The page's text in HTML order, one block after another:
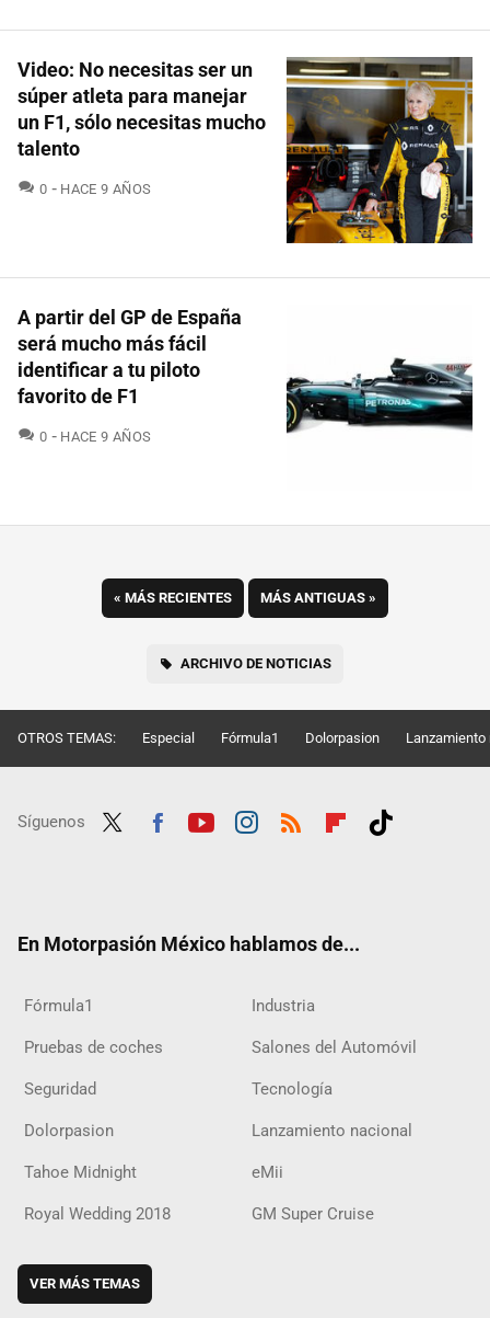
Video: No necesitas ser un
súper atleta para manejar
un F1, sólo necesitas mucho
talento
0 COMENTARIOS
HACE 9 AÑOS
A partir del GP de España
será mucho más fácil
identificar a tu piloto
favorito de F1
0 COMENTARIOS
HACE 9 AÑOS
« MÁS RECIENTES MÁS ANTIGUAS »
ARCHIVO DE NOTICIAS
OTROS TEMAS: Especial Fórmula1 Dolorpasion Lanzamiento
Síguenos
En Motorpasión México hablamos de...
Fórmula1 Industria
Pruebas de coches Salones del Automóvil
Seguridad Tecnología
Dolorpasion Lanzamiento nacional
Tahoe Midnight eMii
Royal Wedding 2018 GM Super Cruise
VER MÁS TEMAS